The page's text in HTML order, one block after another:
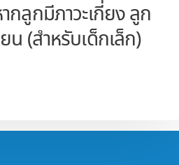
กลูกมีภาวะเกี่ยง ลูก
น (สำหรับเด็กเล็ก)